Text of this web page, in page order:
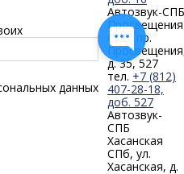
данных
Автозвук-СПБ
Просвещения
СПб, пр.
д. 35, 527
тел. +7 (812)
407-28-18,
доб. 527
Автозвук-
СПБ
Хасанская
СПб, ул.
Хасанская, д.